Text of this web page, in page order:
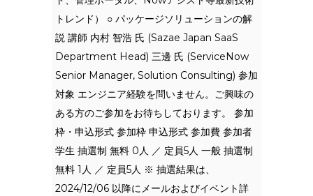
トレンド） ○ パッケージソリューションの解
説 講師 内村 智浩 氏 (Sazae Japan SaaS
Department Head) 三邊 氏 (ServiceNow
Senior Manager, Solution Consulting) 参加
対象 エンジニア経験を問いません。ご興味の
ある方のご参加をお待ちしております。 参加
枠・申込形式 参加枠 申込形式 参加費 参加者
学生 抽選制 無料 0人 ／ 定員5人 一般 抽選制
無料 1人 ／ 定員5人 ※ 抽選結果は、
2024/12/06 以降にメールおよびイベント詳